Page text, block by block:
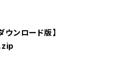
ウンロード版】